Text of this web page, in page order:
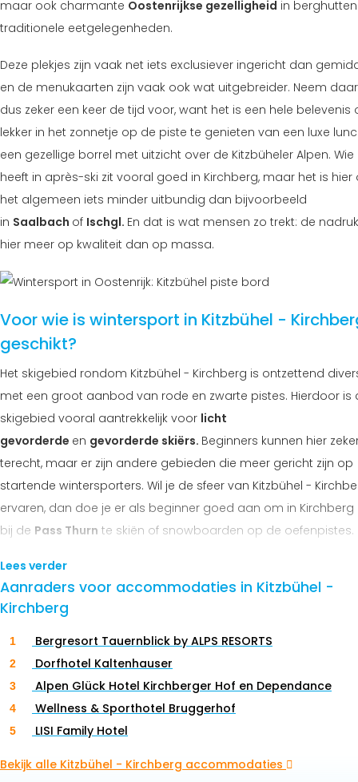
maar ook charmante Oostenrijkse gezelligheid in
traditionele eetgelegenheden.
Deze plekjes zijn vaak net iets exclusiever ingericht dan
en de menukaarten zijn vaak ook wat uitgebreider. Neem daar
dus zeker een keer de tijd voor, want het is een hele belevenis
lekker in het zonnetje op de piste te genieten van een luxe
een gezellige borrel met uitzicht over de Kitzbüheler Alpen. Wie
heeft in après-ski zit vooral goed in Kirchberg, maar het is hier
het algemeen iets minder uitbundig dan bijvoorbeeld
in Saalbach of Ischgl. En dat is wat mensen zo trekt: de
hier meer op kwaliteit dan op massa.
Voor wie is wintersport in Kitzbühel -
geschikt?
Het skigebied rondom Kitzbühel - Kirchberg is ontzettend
met een groot aanbod van rode en zwarte pistes. Hierdoor is
skigebied vooral aantrekkelijk voor licht
gevorderde en gevorderde skiërs. Beginners kunnen hier
terecht, maar er zijn andere gebieden die meer gericht zijn op
startende wintersporters. Wil je de sfeer van Kitzbühel -
ervaren, dan doe je er als beginner goed aan om in Kirchberg
bij de Pass Thurn te skiën of snowboarden op de oefenpistes.
beste keuze.
Sportieve skiërs en stellen en vriendengroepen die zin hebben
een
luxe vakantie in de bergen
zitten in Kitzbühel op de juiste
Wintersporten op of rondom de legendarische Streif is toch
waar menig wintersporter blij van wordt. Ook wanneer je
wintersport optimaal wilt genieten van een fijne vakantie in de
winter is Kitzbühel het perfecte vakantiedorp. Je vindt hier een
skiën of snowboarden. Onze tip? Boek een hotel met wellness,
Lees verder
Aanraders voor accommodaties in Kitzbühel -
Kirchberg
Bergresort Tauernblick by ALPS RESORTS
Dorfhotel Kaltenhauser
Alpen Glück Hotel Kirchberger Hof en Dependance
Wellness & Sporthotel Bruggerhof
LISI Family Hotel
Bekijk alle Kitzbühel - Kirchberg accommodaties